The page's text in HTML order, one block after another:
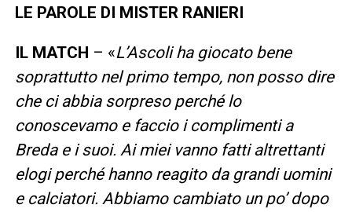
LE PAROLE DI MISTER RANIERI
IL MATCH – «L’Ascoli ha giocato bene
soprattutto nel primo tempo, non posso dire
che ci abbia sorpreso perché lo
conoscevamo e faccio i complimenti a
Breda e i suoi. Ai miei vanno fatti altrettanti
elogi perché hanno reagito da grandi uomini
e calciatori. Abbiamo cambiato un po’ dopo